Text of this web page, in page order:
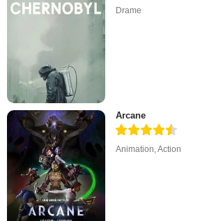
Drame
Arcane
Animation ,Action